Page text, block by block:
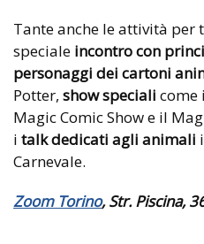
Tante anche le attività
speciale incontro con
personaggi dei cartoni
Potter, show speciali come
Magic Comic Show e il
i talk dedicati agli animali
Carnevale.
Zoom Torino, Str. Piscina,